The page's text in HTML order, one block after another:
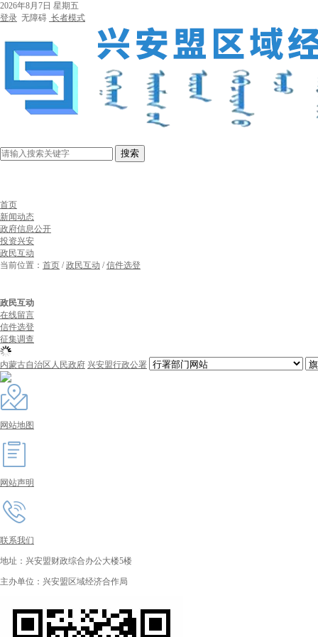
2026年8月7日 星期五
登录 无障碍 长者模式
搜索
首页
新闻动态
政府信息公开
投资兴安
政民互动
当前位置： 首页 /政民互动 /信件选登
政民互动
在线留言
信件选登
征集调查
内蒙古自治区人民政府 兴安盟行政公署
网站地图
网站声明
联系我们
地址：兴安盟财政综合办公大楼5楼
主办单位：兴安盟区域经济合作局